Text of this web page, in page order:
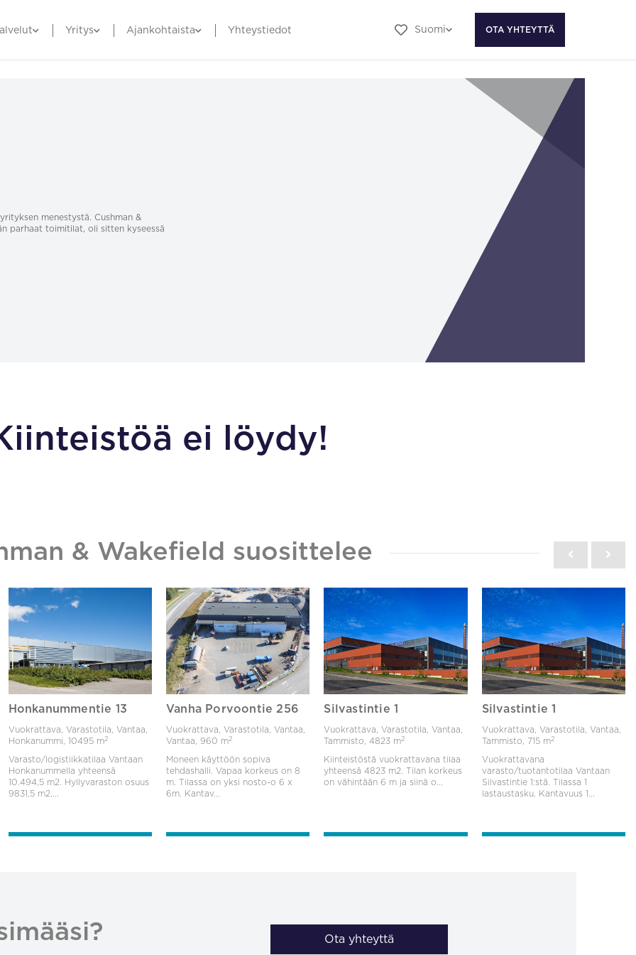
Yritys Ajankohtaista Yhteystiedot Suomi OTA YHTEYTTÄ
menestystä. Cushman &
parhaat toimitilat, oli sitten kyseessä
ei löydy!
& Wakefield suosittelee
Honkanummentie 13
Vuokrattava, Varastotila, Vantaa,
Honkanummi, 10495 m2
Varasto/logistiikkatilaa Vantaan
Honkanummella yhteensä
10.494,5 m2. Hyllyvaraston osuus
9831,5 m2....
Vanha Porvoontie 256
Vuokrattava, Varastotila, Vantaa,
Vantaa, 960 m2
Moneen käyttöön sopiva
tehdashalli. Vapaa korkeus on 8
m. Tilassa on yksi nosto-o 6 x
6m. Kantav...
Silvastintie 1
Vuokrattava, Varastotila, Vantaa,
Tammisto,4823 m2
Kiinteistöstä vuokrattavana tilaa
yhteensä 4823 m2. Tilan korkeus
on vähintään 6 m ja siinä o...
Silvastintie 1
Vuokrattava, Varastotila, Vantaa,
Tammisto,
715 m2
Vuokrattavana
varasto/tuotantotilaa Vantaan
Silvastintie 1:stä. Tilassa 1
lastaustasku. Kantavuus 1...
Ota yhteyttä